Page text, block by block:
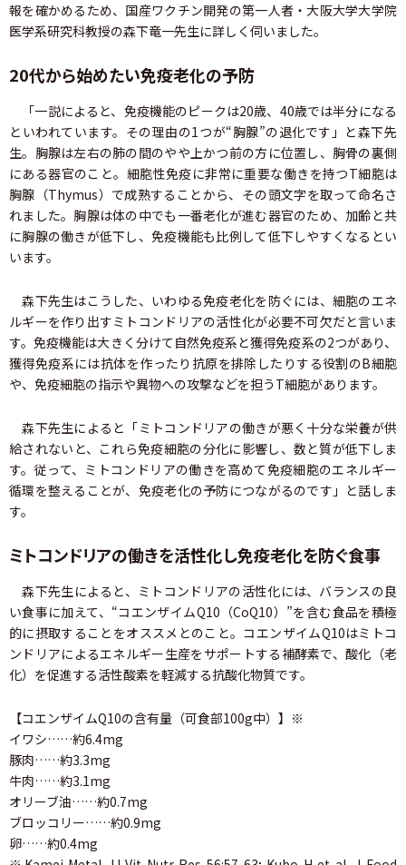
報を確かめるため、国産ワクチン開発の第一人者・大阪大学大学院
医学系研究科教授の森下竜一先生に詳しく伺いました。
20代から始めたい免疫老化の予防
「一説によると、免疫機能のピークは20歳、40歳では半分になる
といわれています。その理由の1つが“胸腺”の退化です」と森下先
生。胸腺は左右の肺の間のやや上かつ前の方に位置し、胸骨の裏側
にある器官のこと。細胞性免疫に非常に重要な働きを持つT細胞は
胸腺（Thymus）で成熟することから、その頭文字を取って命名さ
れました。胸腺は体の中でも一番老化が進む器官のため、加齢と共
に胸腺の働きが低下し、免疫機能も比例して低下しやすくなるとい
います。
森下先生はこうした、いわゆる免疫老化を防ぐには、細胞のエネ
ルギーを作り出すミトコンドリアの活性化が必要不可欠だと言いま
す。免疫機能は大きく分けて自然免疫系と獲得免疫系の2つがあり、
獲得免疫系には抗体を作ったり抗原を排除したりする役割のB細胞
や、免疫細胞の指示や異物への攻撃などを担うT細胞があります。
森下先生によると「ミトコンドリアの働きが悪く十分な栄養が供
給されないと、これら免疫細胞の分化に影響し、数と質が低下しま
す。従って、ミトコンドリアの働きを高めて免疫細胞のエネルギー
循環を整えることが、免疫老化の予防につながるのです」と話しま
す。
ミトコンドリアの働きを活性化し免疫老化を防ぐ食事
森下先生によると、ミトコンドリアの活性化には、バランスの良
い食事に加えて、“コエンザイムQ10（CoQ10）”を含む食品を積極
的に摂取することをオススメとのこと。コエンザイムQ10はミトコ
ンドリアによるエネルギー生産をサポートする補酵素で、酸化（老
化）を促進する活性酸素を軽減する抗酸化物質です。
【コエンザイムQ10の含有量（可食部100g中）】※
イワシ……約6.4mg
豚肉……約3.3mg
牛肉……約3.1mg
オリーブ油……約0.7mg
ブロッコリー……約0.9mg
卵……約0.4mg